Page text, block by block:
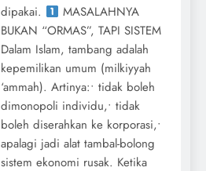
dipakai.
MASALAHNYA
BUKAN “ORMAS”, TAPI SISTEM
Dalam Islam, tambang adalah
kepemilikan umum (milkiyyah
‘ammah). Artinya:• tidak boleh
dimonopoli individu,• tidak
boleh diserahkan ke korporasi,•
apalagi jadi alat tambal-bolong
sistem ekonomi rusak. Ketika